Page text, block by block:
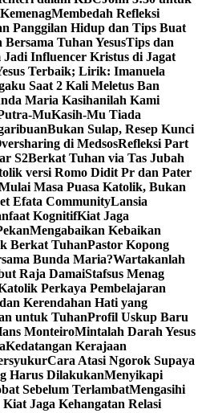
Membedah Refleksi
Panggilan Hidup dan Tips Buat
Tuhan YesusTips dan
Jadi Influencer Kristus di Jagat
Terbaik; Lirik: Imanuela
Saat 2 Kali Meletus Ban
Maria Kasihanilah Kami
MuKasih-Mu Tiada
Bukan Sulap, Resep Kunci
di MedsosRefleksi Part
S2Berkat Tuhan via Tas Jubah
versi Romo Didit Pr dan Pater
Masa Puasa Katolik, Bukan
Efata CommunityLansia
KognitifKiat Jaga
Mengabaikan Kebaikan
Berkat TuhanPastor Kopong
Bunda Maria?Wartakanlah
Raja DamaiStafsus Menag
Perkaya Pembelajaran
Kerendahan Hati yang
untuk TuhanProfil Uskup Baru
MonteiroMintalah Darah Yesus
Kedatangan Kerajaan
Cara Atasi Ngorok Supaya
Harus DilakukanMenyikapi
Sebelum TerlambatMengasihi
Jaga Kehangatan Relasi